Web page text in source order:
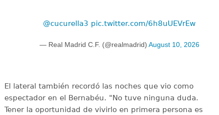
@cucurella3 pic.twitter.com/6h8uUEVrEw
— Real Madrid C.F. (@realmadrid) August 10, 2026
El lateral también recordó las noches que vio como
espectador en el Bernabéu. "No tuve ninguna duda.
Tener la oportunidad de vivirlo en primera persona es